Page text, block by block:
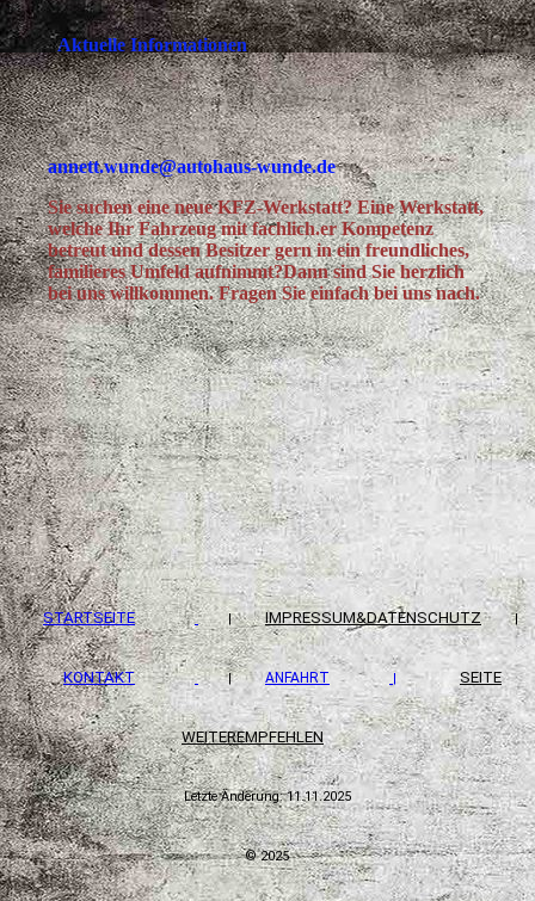
Aktuelle Informationen
annett.wunde@autohaus-wunde.de
Sie suchen eine neue KFZ-Werkstatt? Eine Werkstatt,
welche Ihr Fahrzeug mit fachlich.er Kompetenz
betreut und dessen Besitzer gern in ein freundliches,
familieres Umfeld aufnimmt?Dann sind Sie herzlich
bei uns willkommen. Fragen Sie einfach bei uns nach.
STARTSEITE | IMPRESSUM&DATENSCHUTZ |
KONTAKT | ANFAHRT | SEITE
WEITEREMPFEHLEN
Letzte Änderung: 11.11.2025
© 2025